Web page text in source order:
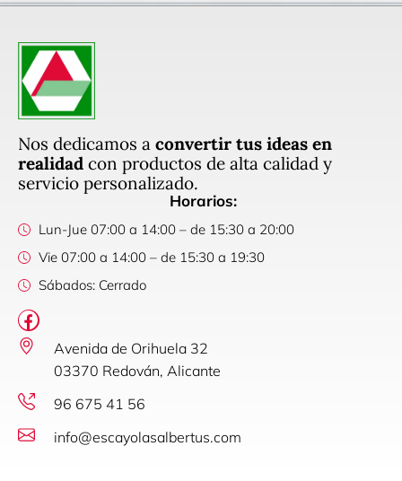
Nos dedicamos a convertir tus ideas en
realidad con productos de alta calidad y
servicio personalizado.
Horarios:
Lun-Jue 07:00 a 14:00 – de 15:30 a 20:00
Vie 07:00 a 14:00 – de 15:30 a 19:30
Sábados: Cerrado
Avenida de Orihuela 32
03370 Redován, Alicante
96 675 41 56
info@escayolasalbertus.com